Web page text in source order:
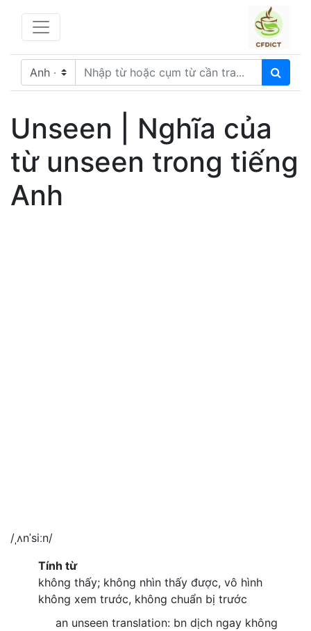
Unseen | Nghĩa của
từ unseen trong tiếng
Anh
/ˌʌnˈsiːn/
Tính từ
không thấy; không nhìn thấy được, vô hình
không xem trước, không chuẩn bị trước
an unseen translation: bn dịch ngay không